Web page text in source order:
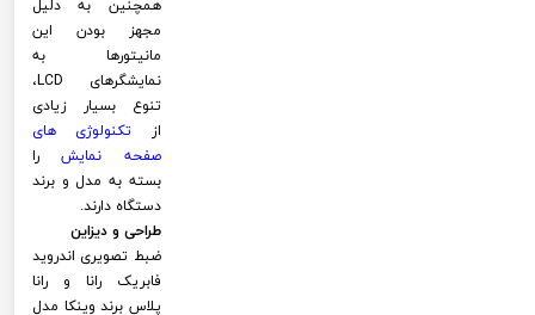
همچنین به دلیل
مجهز بودن این
مانیتورها به
نمایشگرهای LCD،
تنوع بسیار زیادی
از تکنولوژی های
صفحه نمایشرا
بسته به مدل و برند
دستگاه دارند.
طراحی و دیزاین
ضبط تصویری اندروید
فابریک رانا و رانا
پلاس برند وینکا مدل